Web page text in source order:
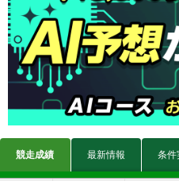
競走成績 最新情報 条件